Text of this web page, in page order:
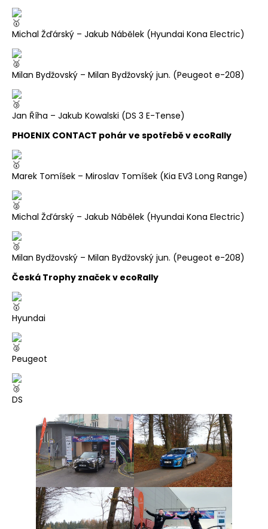
Michal Žďárský – Jakub Nábělek (Hyundai Kona Electric)
Milan Bydžovský – Milan Bydžovský jun. (Peugeot e-208)
Jan Říha – Jakub Kowalski (DS 3 E-Tense)
PHOENIX CONTACT pohár ve spotřebě v ecoRally
Marek Tomíšek – Miroslav Tomíšek (Kia EV3 Long Range)
Michal Žďárský – Jakub Nábělek (Hyundai Kona Electric)
Milan Bydžovský – Milan Bydžovský jun. (Peugeot e-208)
Česká Trophy značek v ecoRally
Hyundai
Peugeot
DS